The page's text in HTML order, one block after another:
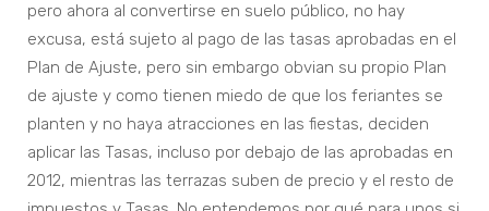
pero ahora al convertirse en suelo público, no hay
excusa, está sujeto al pago de las tasas aprobadas en el
Plan de Ajuste, pero sin embargo obvian su propio Plan
de ajuste y como tienen miedo de que los feriantes se
planten y no haya atracciones en las fiestas, deciden
aplicar las Tasas, incluso por debajo de las aprobadas en
2012, mientras las terrazas suben de precio y el resto de